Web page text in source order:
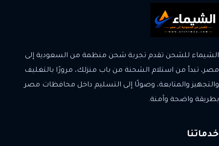
الشيماء للشحن تقدم تجربة شحن منظمة من السعودية إلى
مصر، تبدأ من استلام الشحنة من باب منزلك، مرورًا بالتغليف
والتجهيز والمتابعة، وصولًا إلى التسليم داخل محافظات مصر
بطريقة واضحة وآمنة.
خدماتنا